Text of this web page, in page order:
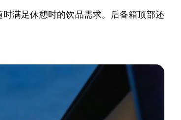
满足休憩时的饮品需求。 后备箱顶部还